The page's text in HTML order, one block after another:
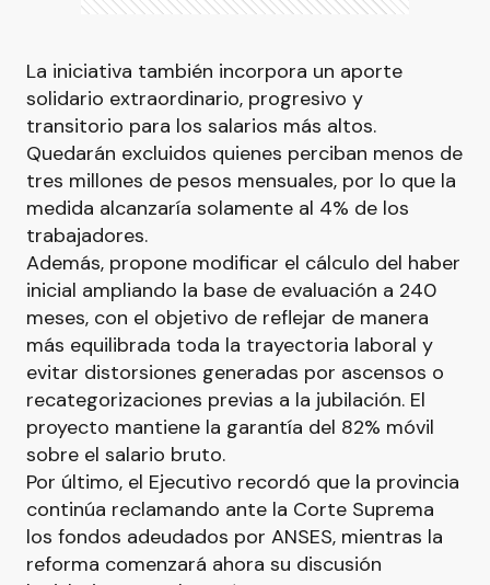
La iniciativa también incorpora un aporte
solidario extraordinario, progresivo y
transitorio para los salarios más altos.
Quedarán excluidos quienes perciban menos de
tres millones de pesos mensuales, por lo que la
medida alcanzaría solamente al 4% de los
trabajadores.
Además, propone modificar el cálculo del haber
inicial ampliando la base de evaluación a 240
meses, con el objetivo de reflejar de manera
más equilibrada toda la trayectoria laboral y
evitar distorsiones generadas por ascensos o
recategorizaciones previas a la jubilación. El
proyecto mantiene la garantía del 82% móvil
sobre el salario bruto.
Por último, el Ejecutivo recordó que la provincia
continúa reclamando ante la Corte Suprema
los fondos adeudados por ANSES, mientras la
reforma comenzará ahora su discusión